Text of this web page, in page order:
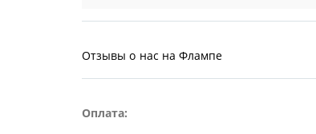
Отзывы о нас на Флампе
Оплата: